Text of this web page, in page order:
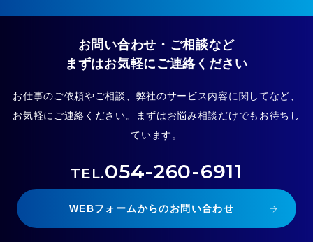
お問い合わせ・ご相談など
まずはお気軽にご連絡ください
お仕事のご依頼やご相談、弊社のサービス内容に関してなど、
お気軽にご連絡ください。まずはお悩み相談だけでもお待ちし
ています。
TEL.054-260-6911
WEBフォームからのお問い合わせ